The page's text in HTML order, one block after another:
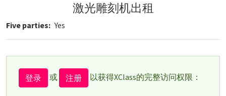
激光雕刻机出租
Five parties Yes
登录 或 注册 以获得XClass的完整访问权限：